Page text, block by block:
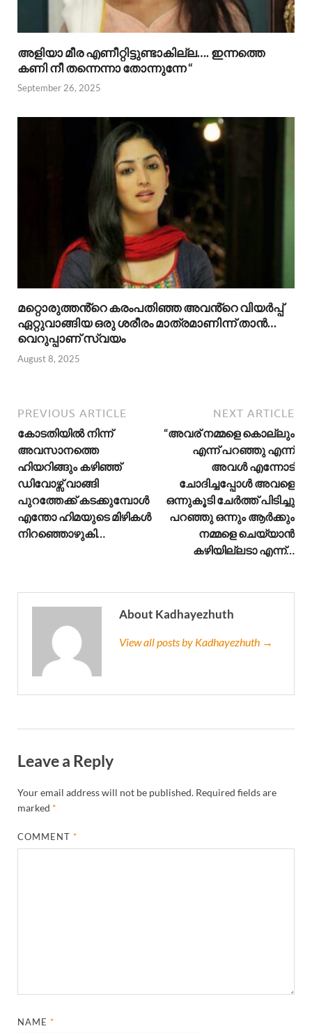
അളിയാ മീര എണീറ്റിട്ടുണ്ടാകില്ല…. ഇന്നത്തെ
കണി നീ തന്നെന്നാ തോന്നുന്നേ “
September 26, 2025
മറ്റൊരുത്തൻ്റെ കരംപതിഞ്ഞ അവൻ്റെ വിയർപ്പ്
ഏറ്റുവാങ്ങിയ ഒരു ശരീരം മാത്രമാണിന്ന് താൻ…
വെറുപ്പാണ് സ്വയം
August 8, 2025
PREVIOUS ARTICLE
കോടതിയിൽ നിന്ന്
അവസാനത്തെ
ഹിയറിങ്ങും കഴിഞ്ഞ്
ഡിവോഴ്സ് വാങ്ങി
പുറത്തേക്ക് കടക്കുമ്പോൾ
എന്തോ ഹിമയുടെ മിഴികൾ
നിറഞ്ഞൊഴുകി…
NEXT ARTICLE
“അവര് നമ്മളെ കൊല്ലും
എന്ന് പറഞ്ഞു എന്ന്
അവൾ എന്നോട്
ചോദിച്ചപ്പോൾ അവളെ
ഒന്നുകൂടി ചേർത്ത് പിടിച്ചു
പറഞ്ഞു ഒന്നും ആർക്കും
നമ്മളെ ചെയ്യാൻ
കഴിയില്ലടാ എന്ന്…
About Kadhayezhuth
View all posts by Kadhayezhuth →
Leave a Reply
Your email address will not be published. Required fields are
marked *
COMMENT*
NAME*